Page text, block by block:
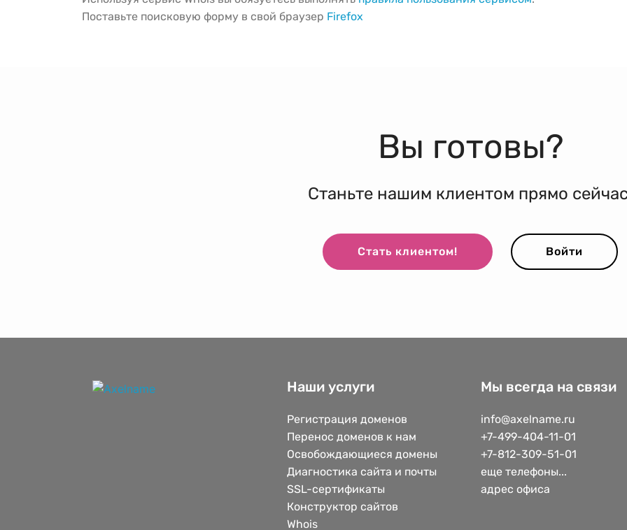
Поставьте поисковую форму в свой браузер Firefox
Вы готовы?
Станьте нашим клиентом прямо
Стать клиентом! Войти
Наши услуги
Регистрация доменов
Перенос доменов к нам
Освобождающиеся домены
Диагностика сайта и почты
SSL-сертификаты
Конструктор сайтов
Whois
Мы всегда на связи
info@axelname.ru
+7-499-404-11-01
+7-812-309-51-01
еще телефоны...
адрес офиса